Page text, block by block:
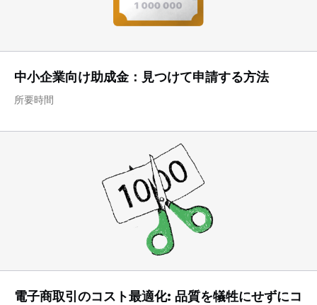
中小企業向け助成金：見つけて申請する方法
所要時間
電子商取引のコスト最適化: 品質を犠牲にせずにコ